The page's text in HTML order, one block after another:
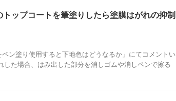
ップコートを筆塗りしたら塗膜はがれの抑制
ン塗り使用すると下地色はどうなるか」にてコメントい
た場合、はみ出した部分を消しゴムや消しペンで擦る